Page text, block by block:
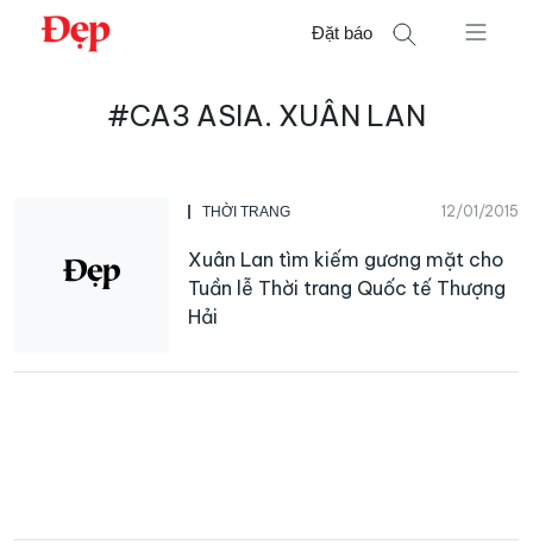
Chuyển
Đặt báo
#CA3 ASIA. XUÂN LAN
THỜI TRANG 12/01/2015
Xuân Lan tìm kiếm gương mặt cho
Tuần lễ Thời trang Quốc tế Thượng
Hải